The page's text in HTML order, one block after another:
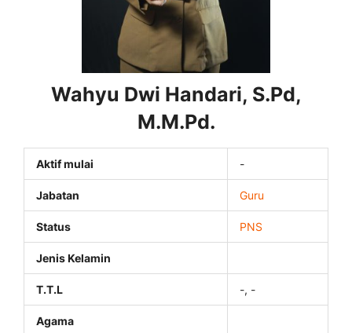
Wahyu Dwi Handari, S.Pd,
M.M.Pd.
Aktif mulai -
Jabatan Guru
Status PNS
Jenis Kelamin
T.T.L -, -
Agama